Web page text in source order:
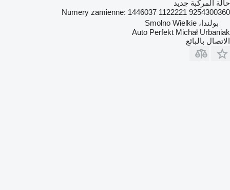
حالة المركبة جديد
9254300360 Numery zamienne: 1446037 1122221
بولندا، Smolno Wielkie
Auto Perfekt Michał Urbaniak
الاتصال بالبائع